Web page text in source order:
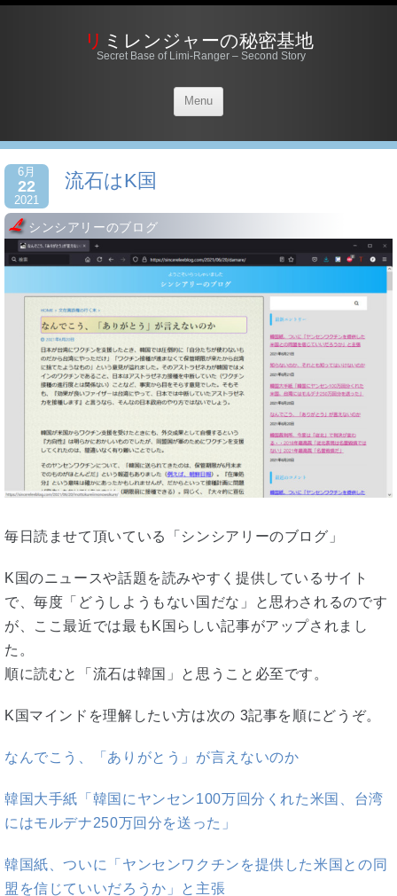
リミレンジャーの秘密基地
Secret Base of Limi-Ranger – Second Story
Menu
6月
22
2021
流石はK国
シンシアリーのブログ
毎日読ませて頂いている「シンシアリーのブログ」
K国のニュースや話題を読みやすく提供しているサイト
で、毎度「どうしようもない国だな」と思わされるのです
が、ここ最近では最もK国らしい記事がアップされまし
た。
順に読むと「流石は韓国」と思うこと必至です。
K国マインドを理解したい方は次の 3記事を順にどうぞ。
なんでこう、「ありがとう」が言えないのか
韓国大手紙「韓国にヤンセン100万回分くれた米国、台湾
にはモルデナ250万回分を送った」
韓国紙、ついに「ヤンセンワクチンを提供した米国との同
盟を信じていいだろうか」と主張